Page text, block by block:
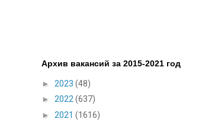
Архив вакансий за 2015-2021 год
► 2023 (48)
► 2022 (637)
► 2021 (1616)